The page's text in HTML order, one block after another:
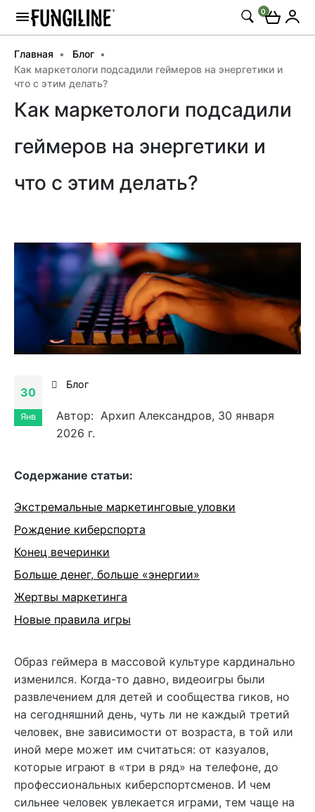
0
Главная
Блог
Как маркетологи подсадили геймеров на энергетики и
что с этим делать?
Как маркетологи подсадили
геймеров на энергетики и
что с этим делать?
30
Янв
Блог
Автор: Архип Александров, 30 января
2026 г.
Cодержание статьи:
Экстремальные маркетинговые уловки
Рождение киберспорта
Конец вечеринки
Больше денег, больше «энергии»
Жертвы маркетинга
Новые правила игры
Образ геймера в массовой культуре кардинально
изменился. Когда-то давно, видеоигры были
развлечением для детей и сообщества гиков, но
на сегодняшний день, чуть ли не каждый третий
человек, вне зависимости от возраста, в той или
иной мере может им считаться: от казуалов,
которые играют в «три в ряд» на телефоне, до
профессиональных киберспортсменов. И чем
сильнее человек увлекается играми, тем чаще на